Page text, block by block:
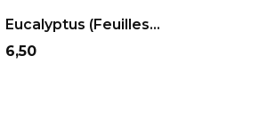
Eucalyptus (feuilles...
Prix
6,50